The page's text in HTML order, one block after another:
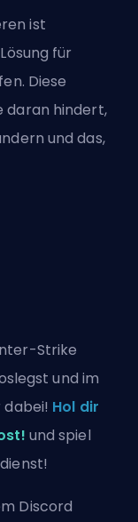
ist
für
Diese
daran hindert,
und das,
Strike
und im
Hol dir
und spiel
Discord